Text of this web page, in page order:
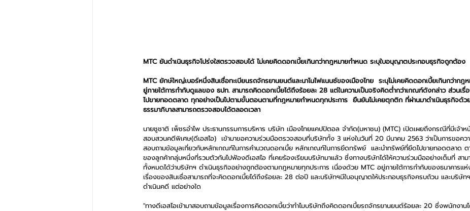
MTC ยันดำเนินธุรกิจโปร่งใสตรวจสอบได้ ไม่เคยคิดดอกเบี้ยเกินกว่ากฎหมายกำหนด ระบุใบอนุญาตประกอบธุรกิจถูกต้อง
MTC ยักษ์ใหญ่เบอร์หนึ่งสินเชื่อทะเบียนรถจักรยานยนต์และนาโนไฟแนนซ์ของเมืองไทย  ระบุไม่เคยคิดดอกเบี้ยเกินกว่ากฎ
ยู่ภายใต้การกำกับดูแลของ ธปท. สามารถคิดดอกเบี้ยได้ถึงร้อยละ 28 แต่ในความเป็นจริงคิดต่ำกว่าเกณฑ์ดังกล่าว ส่วนเรื่
ไปขายทอดตลาด ทุกอย่างเป็นไปตามขั้นตอนตามที่กฎหมายกำหนดทุกประการ  ยืนยันไม่เคยตุกติก ที่ผ่านมาดำเนินธุรกิจด้วย
ธรรมาภิบาลสามารถตรวจสอบได้ตลอดเวลา
นายชูชาติ เพ็ชรอำไพ ประธานกรรมการบริหาร บริษัท เมืองไทยแคปปิตอล จำกัด(มหาชน) (MTC) เปิดเผยถึงกรณีที่มีเจ้า
สอบสวนคดีพิเศษ(ดีเอสไอ)  เข้ามาขอความร่วมมือตรวจสอบที่บริษัททั้ง 3 แห่งในวันที่ 20 มีนาคม 2563 ว่าเป็นการขอคว
สอบถามข้อมูลเกี่ยวกับหลักเกณฑ์ในการคำนวณดอกเบี้ย หลักเกณฑ์ในการยึดทรัพย์  และนำทรัพย์ที่ยึดไปขายทอดตลาด ต
ของลูกค้ากลุ่มหนึ่งที่รวมตัวกันไปฟ้องดีเอสไอ ที่เคยร้องเรียนบริษัทมาแล้ว ซึ่งทางบริษัทได้ให้ความร่วมมืออย่างเต็มที่ สา
ทั้งหมดได้ว่าบริษัทฯ ดำเนินธุรกิจอย่างถูกต้องตามกฎหมายทุกประการ เนื่องด้วย MTC อยู่ภายใต้การกำกับของธนาคารแห่
เรื่องของสินเชื่อสามารถที่จะคิดดอกเบี้ยได้ถึงร้อยละ 28 ต่อปี และบริษัทฯมีใบอนุญาตให้ประกอบธุรกิจครบถ้วน และบริษัท
ดำเนินคดี แต่อย่างใด
"ทางดีเอสไอเข้ามาสอบถามข้อมูลเรื่องการคิดดอกเบี้ยว่าทำไมบริษัทถึงคิดดอกเบี้ยรถจักรยานยนต์ร้อยละ 20 ซึ่งพนักงานไ